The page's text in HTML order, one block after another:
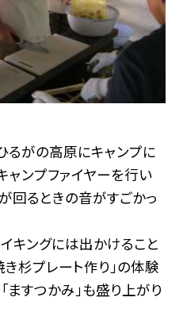
がの高原にキャンプに
ャンプファイヤーを行い
回るときの音がすごかっ
キングには出かけること
き杉プレート作り」の体験
ますつかみ」も盛り上がり